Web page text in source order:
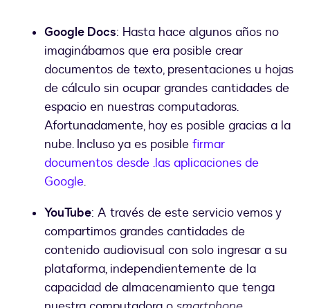
Google Docs: Hasta hace algunos años no
imaginábamos que era posible crear
documentos de texto, presentaciones u hojas
de cálculo sin ocupar grandes cantidades de
espacio en nuestras computadoras.
Afortunadamente, hoy es posible gracias a la
nube. Incluso ya es posible firmar
documentos desde .las aplicaciones de
Google.
YouTube: A través de este servicio vemos y
compartimos grandes cantidades de
contenido audiovisual con solo ingresar a su
plataforma, independientemente de la
capacidad de almacenamiento que tenga